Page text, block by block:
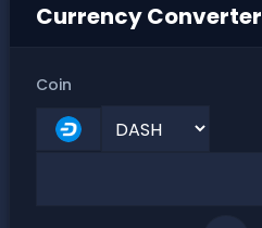
Currency Converter
Coin